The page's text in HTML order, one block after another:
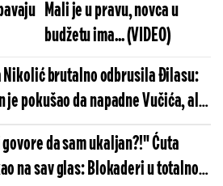
Mali je u pravu, novca u
budžetu ima... (VIDEO)
Nikolić brutalno odbrusila Đilasu:
je pokušao da napadne Vučića, ali
zna koji put uhvaćen u laži
da sam ukaljan?!" Ćuta
na sav glas: Blokaderi u totalnom